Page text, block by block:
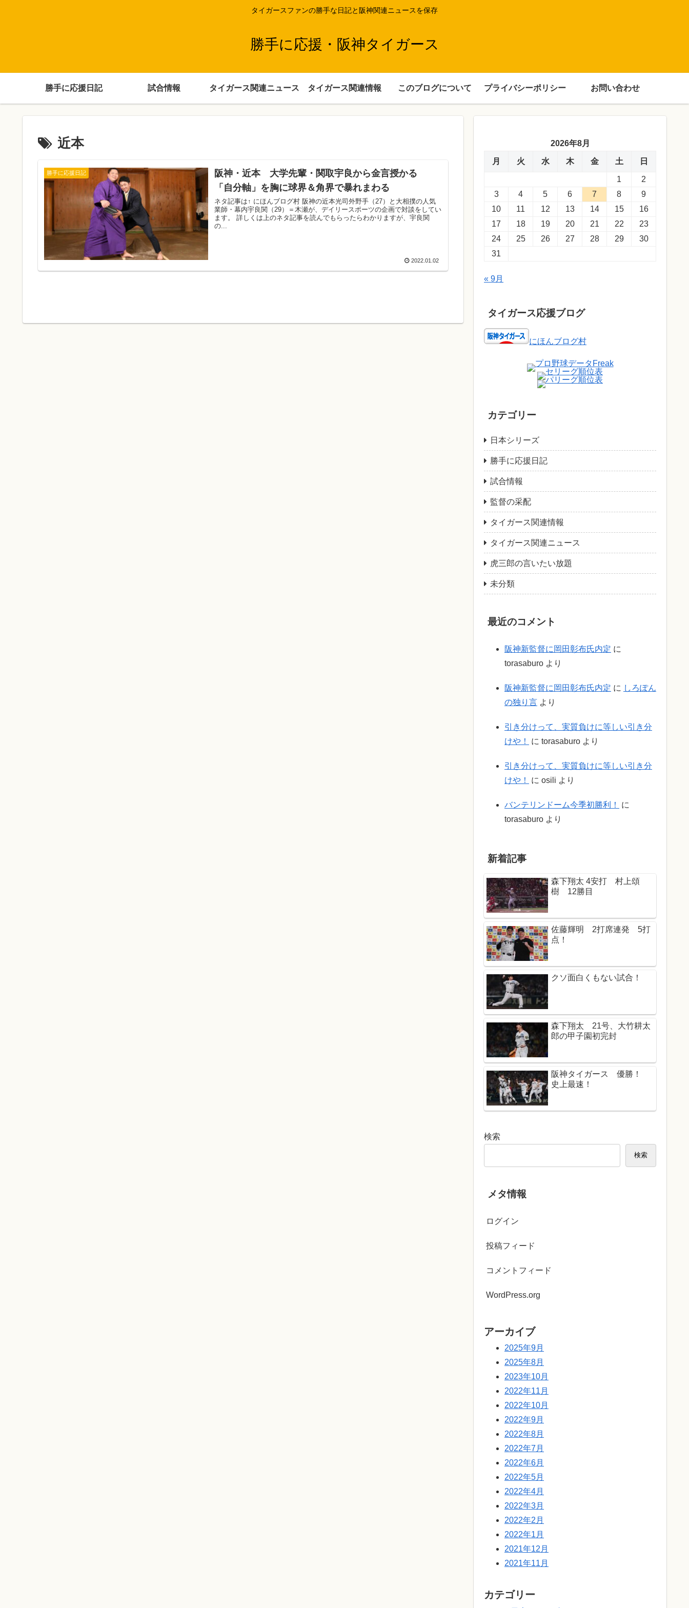
タイガースファンの勝手な日記と阪神関連ニュースを保存
勝手に応援・阪神タイガース
勝手に応援日記 試合情報 タイガース関連ニュース タイガース関連情報 このブログについて プライバシーポリシー お問い合わせ
近本
勝手に応援日記
阪神・近本 大学先輩・関取宇良から金言授かる
「自分軸」を胸に球界＆角界で暴れまわる
ネタ記事は↑ にほんブログ村 阪神の近本光司外野手（27）と大相撲の人気
業師・幕内宇良関（29）＝木瀬が、デイリースポーツの企画で対談をしてい
ます。 詳しくは上のネタ記事を読んでもらったらわかりますが、宇良関
の...
2022.01.02
2026年8月
月 火 水 木 金 土 日
1
2
3
4 5 6 7 8
9
10
11 12 13 14 15
16
17
18 19 20 21 22
23
24
25 26 27 28 29
30
31
« 9月
タイガース応援ブログ
にほんブログ村
カテゴリー
日本シリーズ
勝手に応援日記
試合情報
監督の采配
タイガース関連情報
タイガース関連ニュース
虎三郎の言いたい放題
未分類
最近のコメント
阪神新監督に岡田彰布氏内定 に
torasaburo より
阪神新監督に岡田彰布氏内定 に しろぽん
の独り言 より
引き分けって、実質負けに等しい引き分
けや！
に torasaburo より
引き分けって、実質負けに等しい引き分
けや！
に osili より
バンテリンドーム今季初勝利！
に
torasaburo より
新着記事
森下翔太 4安打 村上頌
樹 12勝目
佐藤輝明 2打席連発 5打
点！
クソ面白くもない試合！
森下翔太 21号、大竹耕太
郎の甲子園初完封
阪神タイガース 優勝！
史上最速！
検索
検索
メタ情報
ログイン
投稿フィード
コメントフィード
WordPress.org
アーカイブ
2025年9月
2025年8月
2023年10月
2022年11月
2022年10月
2022年9月
2022年8月
2022年7月
2022年6月
2022年5月
2022年4月
2022年3月
2022年2月
2022年1月
2021年12月
2021年11月
カテゴリー